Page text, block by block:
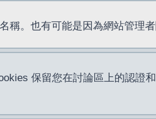
。也有可能是因為網站管理
保留您在討論區上的認證